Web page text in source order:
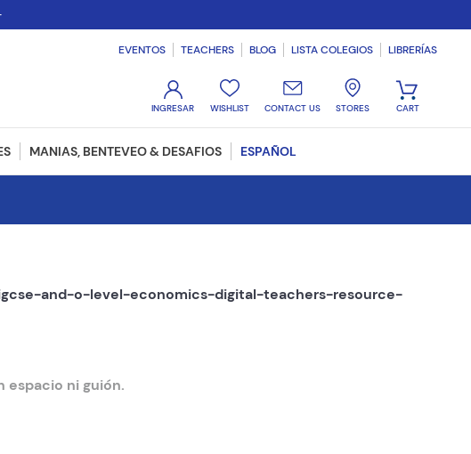
EVENTOS TEACHERS BLOG LISTA COLEGIOS LIBRERÍAS
WISHLIST CONTACT US STORES
MANIAS, BENTEVEO & DESAFIOS ESPAÑOL
and-o-level-economics-digital-teachers-resource-